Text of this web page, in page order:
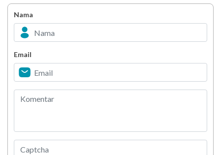
Melihat Pelanggaran atau Kecurangan
Penyuapan?? Segera Laporkan!
Nama
Email